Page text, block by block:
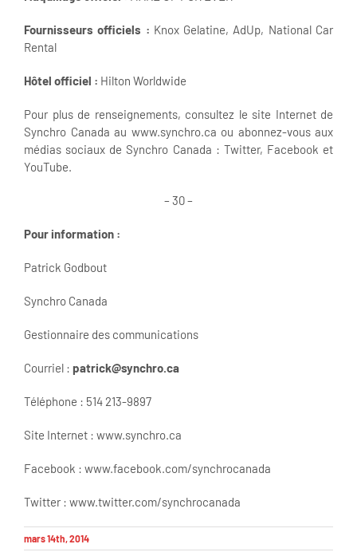
Fournisseurs officiels : Knox Gelatine, AdUp, National Car
Rental
Hôtel officiel : Hilton Worldwide
Pour plus de renseignements, consultez le site Internet de
Synchro Canada au www.synchro.ca ou abonnez-vous aux
médias sociaux de Synchro Canada : Twitter, Facebook et
YouTube.
– 30 –
Pour information :
Patrick Godbout
Synchro Canada
Gestionnaire des communications
Courriel : patrick@synchro.ca
Téléphone : 514 213-9897
Site Internet : www.synchro.ca
Facebook : www.facebook.com/synchrocanada
Twitter : www.twitter.com/synchrocanada
mars 14th, 2014